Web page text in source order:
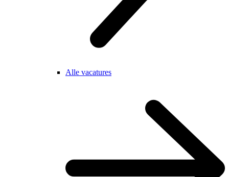
Alle vacatures